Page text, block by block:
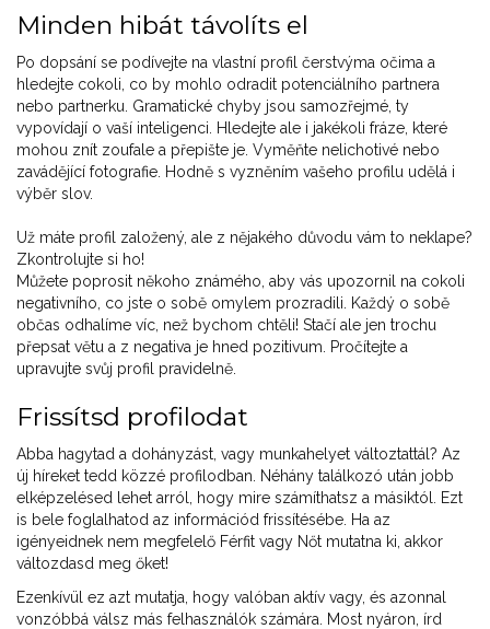
Minden hibát távolíts el
Po dopsání se podívejte na vlastní profil čerstvýma očima a
hledejte cokoli, co by mohlo odradit potenciálního partnera
nebo partnerku. Gramatické chyby jsou samozřejmé, ty
vypovídají o vaší inteligenci. Hledejte ale i jakékoli fráze, které
mohou znít zoufale a přepište je. Vyměňte nelichotivé nebo
zavádějící fotografie. Hodně s vyzněním vašeho profilu udělá i
výběr slov.
Už máte profil založený, ale z nějakého důvodu vám to neklape?
Zkontrolujte si ho!
Můžete poprosit někoho známého, aby vás upozornil na cokoli
negativního, co jste o sobě omylem prozradili. Každý o sobě
občas odhalíme víc, než bychom chtěli! Stačí ale jen trochu
přepsat větu a z negativa je hned pozitivum. Pročítejte a
upravujte svůj profil pravidelně.
Frissítsd profilodat
Abba hagytad a dohányzást, vagy munkahelyet változtattál? Az
új híreket tedd közzé profilodban. Néhány találkozó után jobb
elképzelésed lehet arról, hogy mire számíthatsz a másiktól. Ezt
is bele foglalhatod az információd frissítésébe. Ha az
igényeidnek nem megfelelő Férfit vagy Nőt mutatna ki, akkor
változdasd meg őket!
Ezenkívül ez azt mutatja, hogy valóban aktív vagy, és azonnal
vonzóbbá válsz más felhasználók számára. Most nyáron, írd